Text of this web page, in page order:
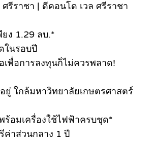
ศรีราชา | ดีคอนโด เวล ศรีราชา
ง 1.29 ลบ.*
ในรอบปี
เพื่อการลงทุนก็ไม่ควรพลาด!
ใกล้มหาวิทยาลัยเกษตรศาสตร์
ร้อมเครื่องใช้ไฟฟ้าครบชุด*
ค่าส่วนกลาง 1 ปี